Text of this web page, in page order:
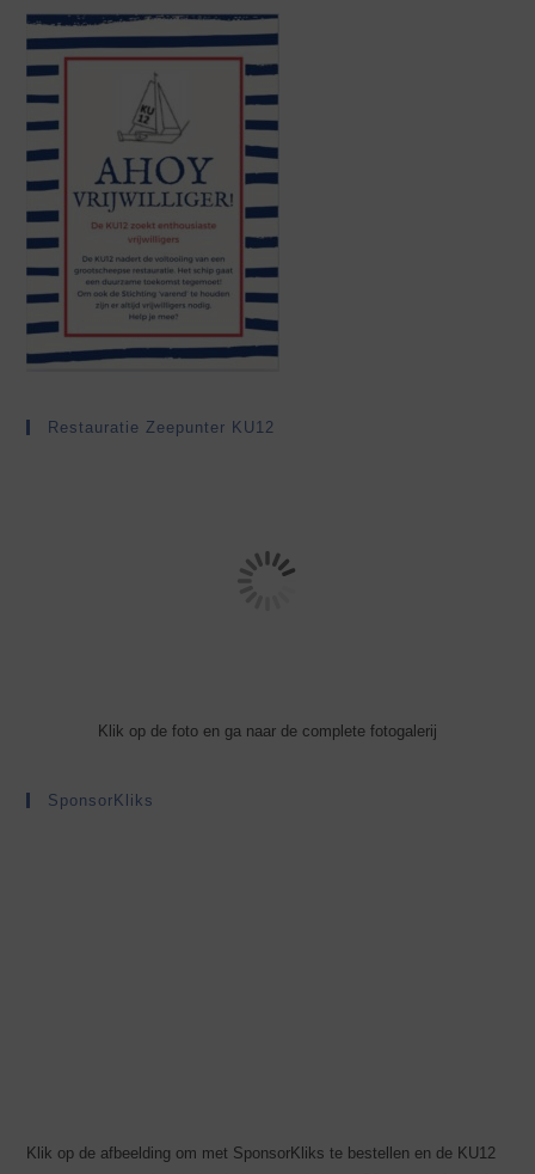
Restauratie Zeepunter KU12
Klik op de foto en ga naar de complete fotogalerij
SponsorKliks
Klik op de afbeelding om met SponsorKliks te bestellen en de KU12